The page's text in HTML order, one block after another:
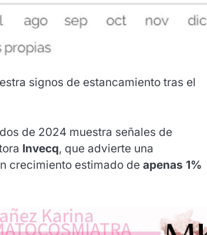
signos de estancamiento tras el
de 2024 muestra señales de
Invecq, que advierte una
crecimiento estimado de apenas 1%